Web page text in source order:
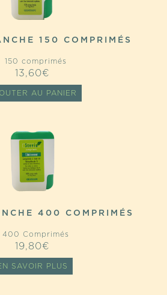
150 COMPRIMÉS
150 comprimés
13,60€
AU PANIER
400 COMPRIMÉS
400 Comprimés
19,80€
SAVOIR PLUS